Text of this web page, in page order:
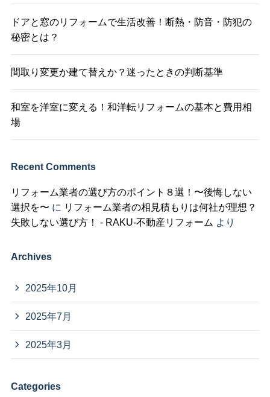
ドアと窓のリフォームで生活改善！断熱・防音・防犯の
秘密とは？
間取り変更か建て替えか？迷ったときの判断基準
和室を洋室に変える！和洋転リフォームの基本と費用相
場
Recent Comments
リフォーム業者の選び方のポイント８選！〜後悔しない
選択を〜 に リフォーム業者の相見積もりは何社が理想？
失敗しない選び方！ - RAKU-不動産リフォーム より
Archives
2025年10月
2025年7月
2025年3月
Categories